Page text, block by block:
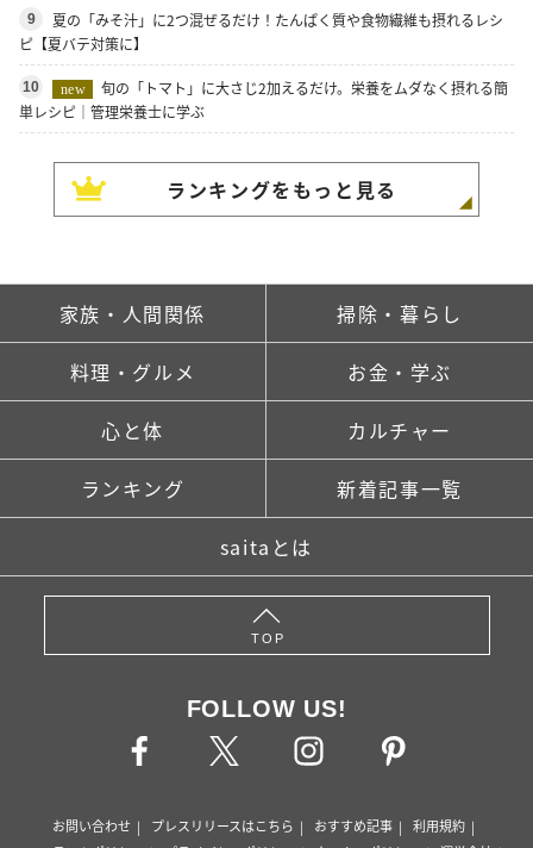
9
夏の「みそ汁」に2つ混ぜるだけ！たんぱく質や食物繊維も摂れるレシ
ピ【夏バテ対策に】
10 new
旬の「トマト」に大さじ2加えるだけ。栄養をムダなく摂れる簡
単レシピ｜管理栄養士に学ぶ
ランキングをもっと見る
家族・人間関係 掃除・暮らし
料理・グルメ お金・学ぶ
心と体 カルチャー
ランキング 新着記事一覧
saitaとは
TOP
FOLLOW US!
お問い合わせ プレスリリースはこちら おすすめ記事
利用規約